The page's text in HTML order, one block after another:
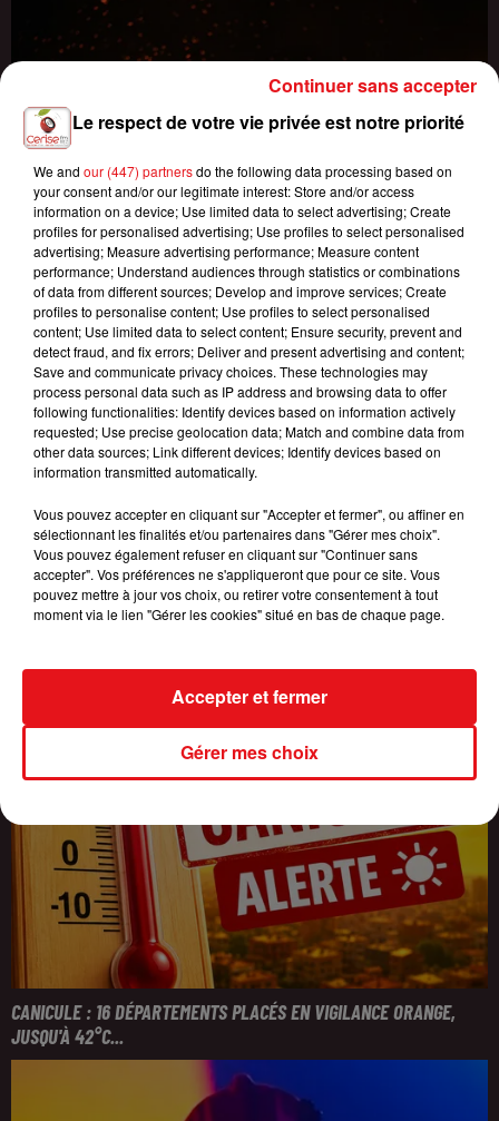
INCENDIES : 184 PERSONNES INTERPELLÉES DEPUIS DÉBUT
CANICULE : 16 DÉPARTEMENTS PLACÉS EN VIGILANCE ORANGE,
JUSQU'À 42°C...
Le respect de votre vie privée est notre priorité
We and our (447) partnersdo the following data processing based on
your consent and/or our legitimate interest: Store and/or access
information on a device; Use limited data to select advertising; Create
profiles for personalised advertising; Use profiles to select personalised
advertising; Measure advertising performance; Measure content
performance; Understand audiences through statistics or combinations
of data from different sources; Develop and improve services; Create
profiles to personalise content; Use profiles to select personalised
content; Use limited data to select content; Ensure security, prevent and
detect fraud, and fix errors; Deliver and present advertising and content;
Save and communicate privacy choices. These technologies may
process personal data such as IP address and browsing data to offer
following functionalities: Identify devices based on information actively
requested; Use precise geolocation data; Match and combine data from
other data sources; Link different devices; Identify devices based on
information transmitted automatically.
Vous pouvez accepter en cliquant sur "Accepter et fermer", ou affiner en
sélectionnant les finalités et/ou partenaires dans "Gérer mes choix".
Vous pouvez également refuser en cliquant sur "Continuer sans
accepter". Vos préférences ne s'appliqueront que pour ce site. Vous
pouvez mettre à jour vos choix, ou retirer votre consentement à tout
moment via le lien "Gérer les cookies" situé en bas de chaque page.
Gérer mes choix
Accepter et fermer
Continuer sans accepter